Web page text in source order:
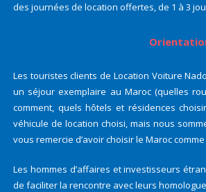
des journées de location offertes, de 1 à 3
Les touristes clients de Location Voiture
un séjour exemplaire au Maroc (quelles
comment, quels hôtels et résidences
véhicule de location choisi, mais nous
vous remercie d’avoir choisir le Maroc
Les hommes d’affaires et investisseurs
de faciliter la rencontre avec leurs